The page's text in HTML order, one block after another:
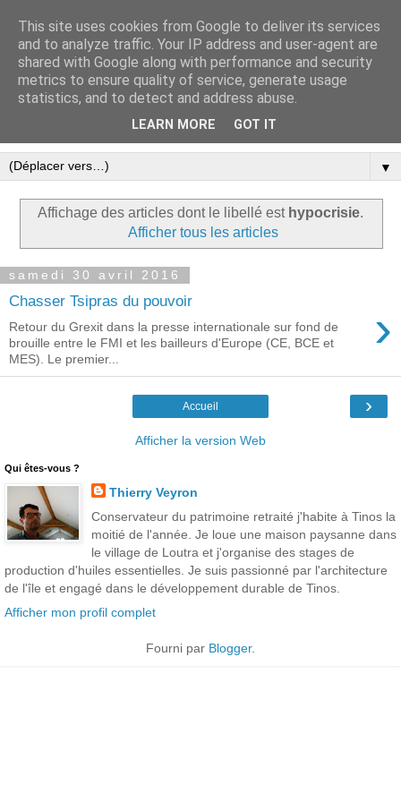
Le blog ensoleillé de Tinos
dans les Cyclades
Une expression libre et écolo à Tinos
▼
Affichage des articles dont le libellé est hypocrisie.
Afficher tous les articles
samedi 30 avril 2016
Chasser Tsipras du pouvoir ›
Retour du Grexit dans la presse internationale sur fond de
brouille entre le FMI et les bailleurs d'Europe (CE, BCE et
MES). Le premier...
›
Accueil
Afficher la version Web
Qui êtes-vous ?
Thierry Veyron
Conservateur du patrimoine retraité j'habite à Tinos la
moitié de l'année. Je loue une maison paysanne dans
le village de Loutra et j'organise des stages de
production d'huiles essentielles. Je suis passionné par l'architecture
de l'île et engagé dans le développement durable de Tinos.
Afficher mon profil complet
Fourni par Blogger.
This site uses cookies from Google to deliver its services
and to analyze traffic. Your IP address and user-agent are
shared with Google along with performance and security
metrics to ensure quality of service, generate usage
statistics, and to detect and address abuse.
LEARN MORE GOT IT